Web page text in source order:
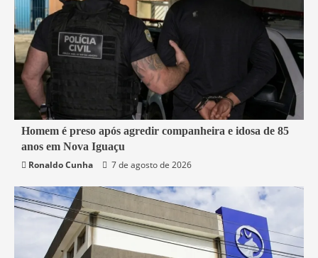
2 min read
Nova Iguaçu
Segurança
Homem é preso após agredir companheira e idosa de 85
anos em Nova Iguaçu
Ronaldo Cunha
7 de agosto de 2026